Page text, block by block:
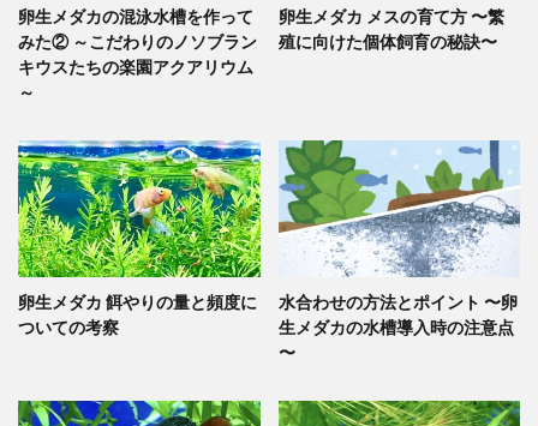
卵生メダカの混泳水槽を作って
みた② ～こだわりのノソブラン
キウスたちの楽園アクアリウム
～
卵生メダカ メスの育て方 〜繁
殖に向けた個体飼育の秘訣〜
卵生メダカ 餌やりの量と頻度に
ついての考察
水合わせの方法とポイント 〜卵
生メダカの水槽導入時の注意点
〜